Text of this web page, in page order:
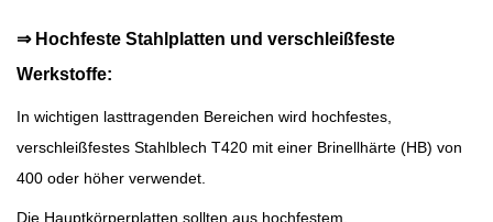
⇒Hochfeste Stahlplatten und verschleißfeste
Werkstoffe:
In wichtigen lasttragenden Bereichen wird hochfestes,
verschleißfestes Stahlblech T420 mit einer Brinellhärte (HB) von
400 oder höher verwendet.
Die Hauptkörperplatten sollten aus hochfestem,